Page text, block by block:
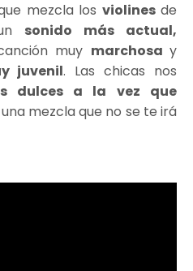
mezcla losviolinesde
sonido más actual,
muy marchosa y
juvenil. Las chicas nos
dulces a la vez que
mezcla que no se te irá